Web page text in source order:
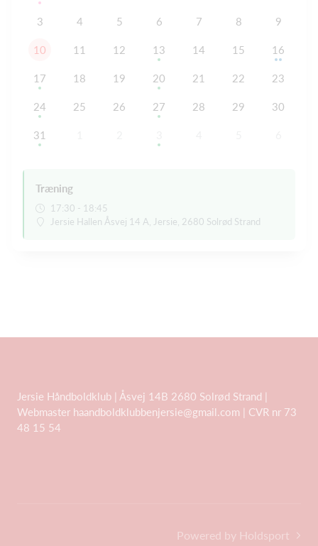
3 4 5 6 7 8 9
10 11 12 13 14 15 16
17 18 19 20 21 22 23
24 25 26 27 28 29 30
31
Træning
17:30 - 18:45
Jersie Hallen Åsvej 14 A, Jersie, 2680 Solrød Strand
Jersie Håndboldklub | Åsvej 14B 2680 Solrød Strand |
Webmaster haandboldklubbenjersie@gmail.com | CVR nr 73
48 15 54
Powered by Holdsport